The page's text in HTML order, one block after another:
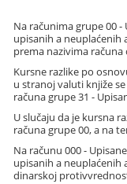
Na računima grupe 00
upisanih a neuplaćenih
prema nazivima računa
Kursne razlike po
u stranoj valuti knjiže
računa grupe 31 -
U slučaju da je kursna
računa grupe 00, a na
Na računu 000 -
upisanih a neuplaćenih
dinarskoj